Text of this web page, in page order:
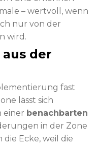
– wertvoll, wenn
nur von der
wird.
der
fast
lässt sich
einer benachbarten
in der Zone
Ecke, weil die